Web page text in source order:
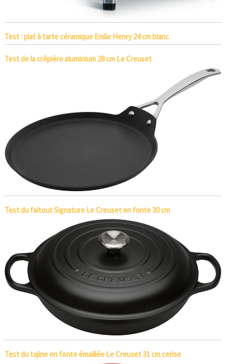
Test : plat à tarte céramique Emile Henry 24 cm blanc
Test de la crêpière aluminium 28 cm Le Creuset
Test du faitout Signature Le Creuset en fonte 30 cm
Test du tajine en fonte émaillée Le Creuset 31 cm cerise